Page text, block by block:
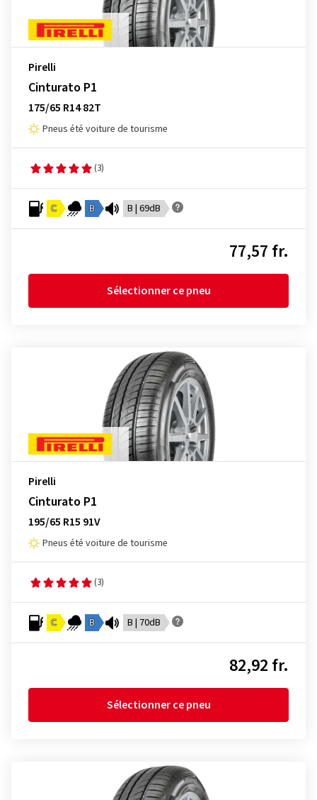
Pirelli
Cinturato P1
175/65 R14 82T
Pneus été voiture de tourisme
(3)
C B B | 69dB
77,57 fr.
Sélectionner ce pneu
Pirelli
Cinturato P1
195/65 R15 91V
Pneus été voiture de tourisme
(3)
C B B | 70dB
82,92 fr.
Sélectionner ce pneu